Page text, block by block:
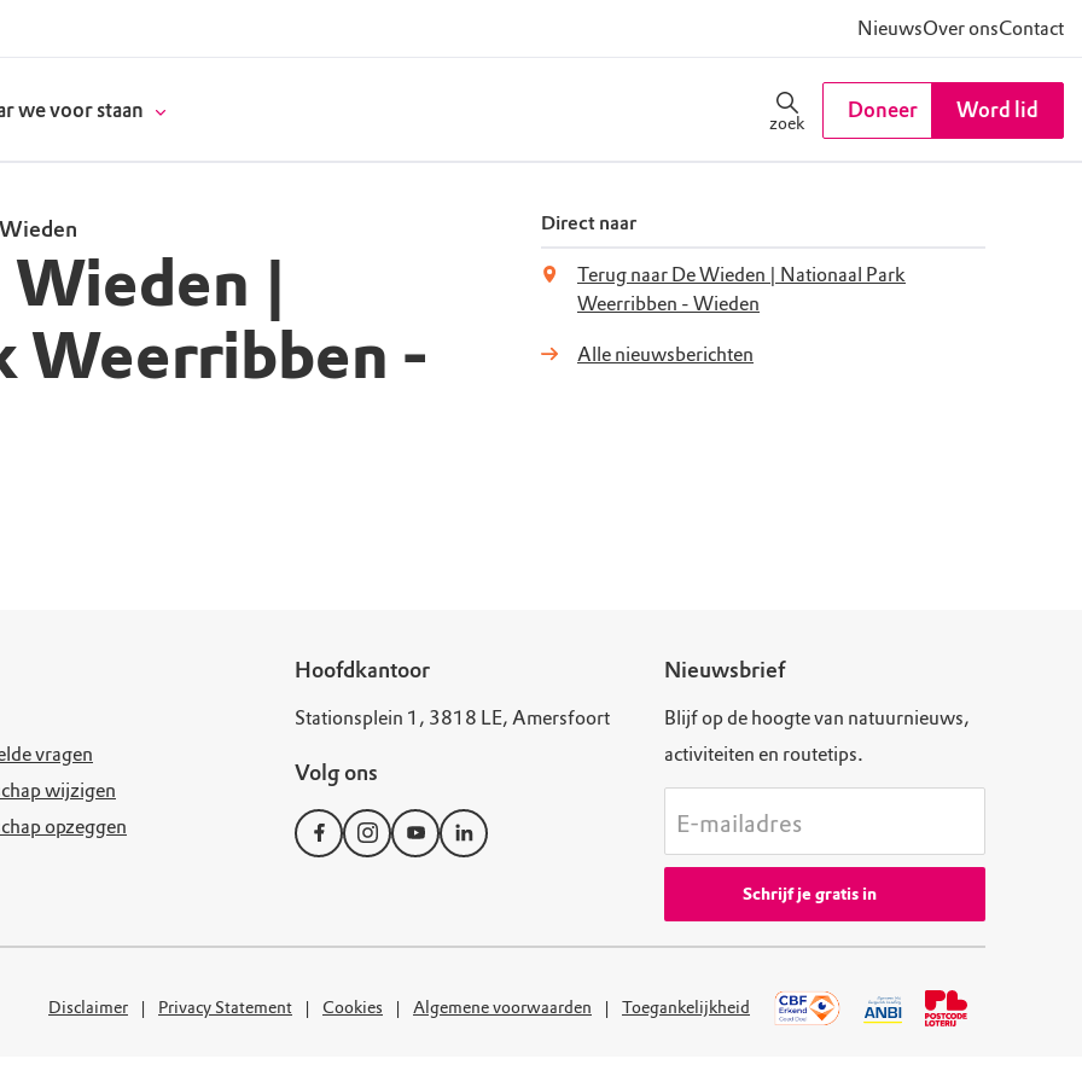
NieuwsOver onsContact
we voor staan
zoek
Doneer Word lid
|
Weerribben -
Direct naar
Terug naar De Wieden | Nationaal Park
Weerribben - Wieden
Alle nieuwsberichten
vragen
wijzigen
opzeggen
Hoofdkantoor
Stationsplein 1, 3818 LE, Amersfoort
Volg ons
Nieuwsbrief
Blijf op de hoogte van natuurnieuws,
activiteiten en routetips.
E-mailadres
Schrijf je gratis in
Disclaimer Privacy Statement Cookies Algemene voorwaarden Toegankelijkheid